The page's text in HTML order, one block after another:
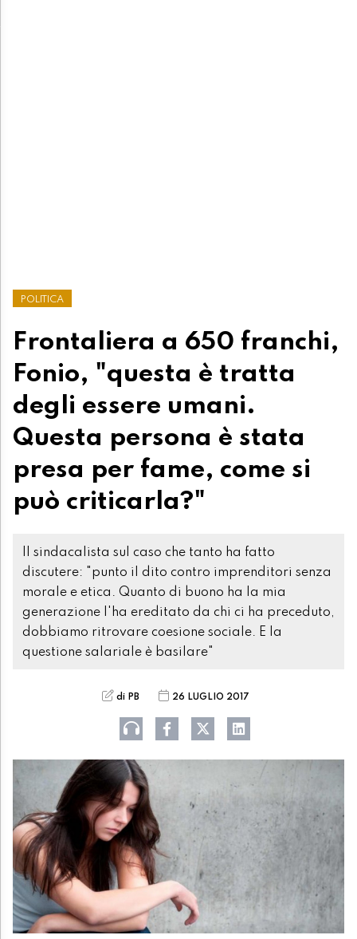
POLITICA
Frontaliera a 650 franchi,
Fonio, "questa è tratta
degli essere umani.
Questa persona è stata
presa per fame, come si
può criticarla?"
Il sindacalista sul caso che tanto ha fatto
discutere: "punto il dito contro imprenditori senza
morale e etica. Quanto di buono ha la mia
generazione l'ha ereditato da chi ci ha preceduto,
dobbiamo ritrovare coesione sociale. E la
questione salariale è basilare"
di PB 26 LUGLIO 2017